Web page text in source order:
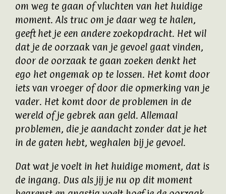
om weg te gaan of vluchten van het huidige
moment. Als truc om je daar weg te halen,
geeft het je een andere zoekopdracht. Het wil
dat je de oorzaak van je gevoel gaat vinden,
door de oorzaak te gaan zoeken denkt het
ego het ongemak op te lossen. Het komt door
iets van vroeger of door die opmerking van je
vader. Het komt door de problemen in de
wereld of je gebrek aan geld. Allemaal
problemen, die je aandacht zonder dat je het
in de gaten hebt, weghalen bij je gevoel.
Dat wat je voelt in het huidige moment, dat is
de ingang. Dus als jij je nu op dit moment